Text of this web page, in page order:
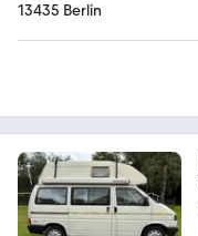
13435 Berlin